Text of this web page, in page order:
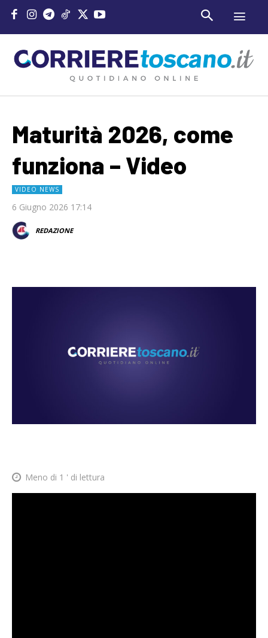
Maturità 2026, come
funziona – Video
VIDEO NEWS
6 Giugno 2026 17:14
REDAZIONE
Meno di 1 ' di lettura